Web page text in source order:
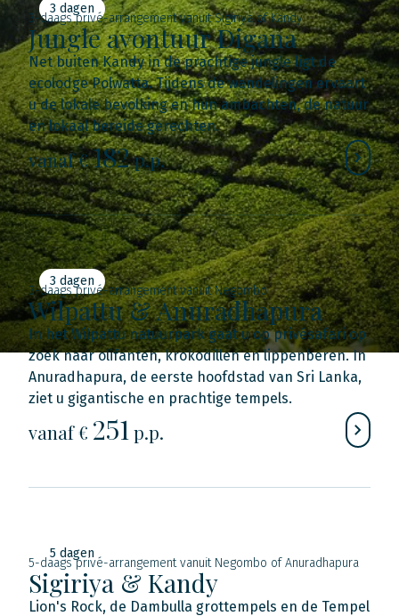
3 dagen
3-daags privé-arrangement vanuit Sigiriya of Kandy
Jungle avontuur Digana
Net buiten Kandy in de prachtige jungle ligt de
ecolodge Polwatta. Tijdens de wandelingen ervaart
u de lokale bevolking en hun ambachten, de natuur
en lokaal bereide gerechten.
vanaf €182p.p.
3 dagen
3-daags privé-arrangement vanuit Negombo
Wilpattu & Anuradhapura
In het Wilpattu natuurpark gaat u op privésafari op
zoek naar olifanten, krokodillen en lippenberen. In
Anuradhapura, de eerste hoofdstad van Sri Lanka,
ziet u gigantische en prachtige tempels.
vanaf € 251p.p.
5 dagen
5-daags privé-arrangement vanuit Negombo of Anuradhapura
Sigiriya & Kandy
Lion's Rock, de Dambulla grottempels en de Tempel